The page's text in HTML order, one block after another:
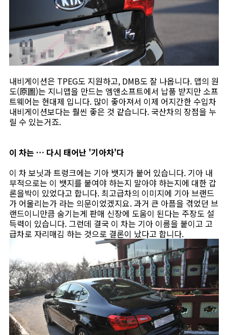
내비게이션은 TPEG도 지원하고, DMB도 잘 나옵니다. 맵의 원
도(原圖)는 지니맵을 만드는 엠앤소프트에서 납품 받지만 소프
트웨어는 현대제 입니다. 많이 좋아져서 이제 어지간한 수입차
내비게이션보다는 훨씬 좋은 것 같습니다. 국산차의 장점을 누
릴 수 있는거죠.
이 차는 … 다시 태어난 '기아차'다
이 차 보닛과 트렁크에는 기아 뱃지가 붙어 있습니다. 기아 내
부적으로는 이 뱃지를 붙여야 하는지 말아야 하는지에 대한 갑
론을박이 있었다고 합니다. 최고급차의 이미지에 기아 브랜드
가 어울리는가 라는 의문이었겠지요. 과거 큰 아픔을 겪었던 브
랜드이니만큼 숨기는게 판매 신장에 도움이 된다는 주장도 설
득력이 있습니다. 그런데 결국 이 차는 기아 이름을 붙이고 고
급차로 자리매김 하는 것으로 결론이 났다고 합니다.